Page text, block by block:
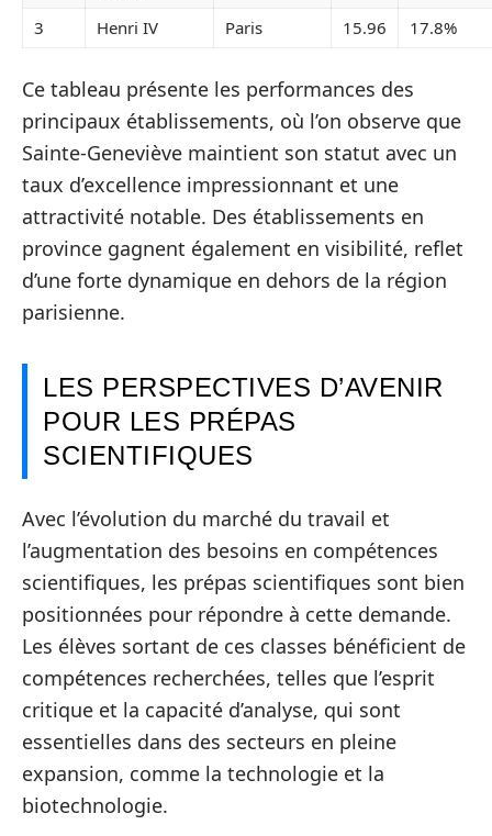
3 Henri IV Paris 15.96 17.8%
Ce tableau présente les performances des
principaux établissements, où l’on observe que
Sainte-Geneviève maintient son statut avec un
taux d’excellence impressionnant et une
attractivité notable. Des établissements en
province gagnent également en visibilité, reflet
d’une forte dynamique en dehors de la région
parisienne.
LES PERSPECTIVES D’AVENIR
POUR LES PRÉPAS
SCIENTIFIQUES
Avec l’évolution du marché du travail et
l’augmentation des besoins en compétences
scientifiques, les prépas scientifiques sont bien
positionnées pour répondre à cette demande.
Les élèves sortant de ces classes bénéficient de
compétences recherchées, telles que l’esprit
critique et la capacité d’analyse, qui sont
essentielles dans des secteurs en pleine
expansion, comme la technologie et la
biotechnologie.